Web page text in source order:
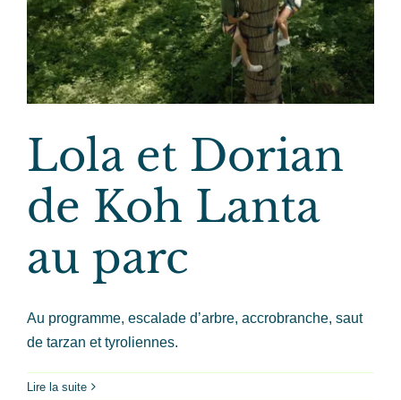
Lola et Dorian
de Koh Lanta
au parc
Au programme, escalade d’arbre, accrobranche, saut
de tarzan et tyroliennes.
Lire la suite